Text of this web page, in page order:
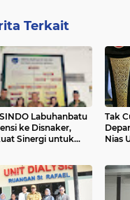
Terkait
Labuhanbatu
ke Disnaker,
Sinergi untuk
Tak
Nias